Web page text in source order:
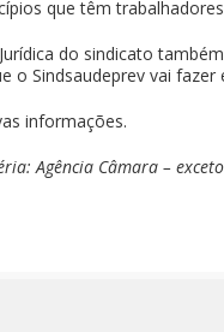
que têm
do sindicato
o Sindsaudeprev vai fazer
informações.
Agência Câmara –